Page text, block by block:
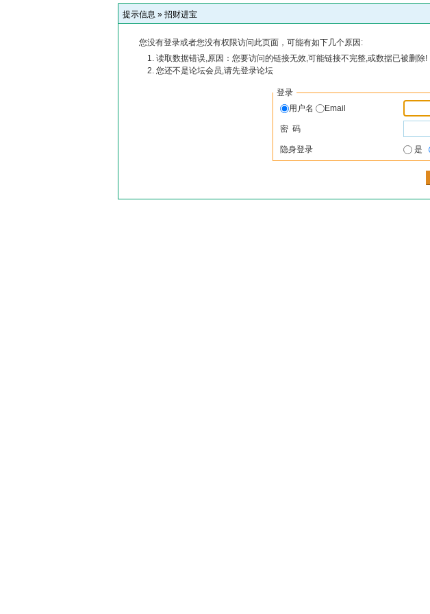
提示信息 » 招财进宝
您没有登录或者您没有权限访问此页面，可能有如下几个原因:
读取数据错误,原因：您要访问的链接无效,可能链接不完整,或数据已被删除!
您还不是论坛会员,请先登录论坛
登录
用户名
Email
密 码
隐身登录 是